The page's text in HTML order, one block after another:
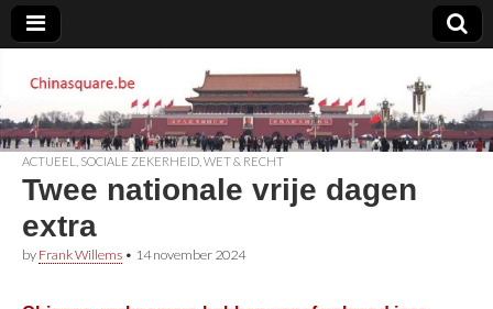
Chinasquare.be
ACTUEEL SOCIALE ZEKERHEID WET & RECHT
Twee nationale vrije dagen
extra
by Frank Willems • 14 november 2024